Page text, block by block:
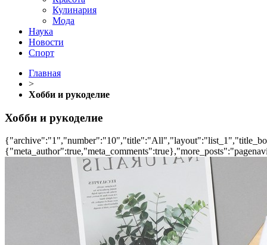
Кулинария
Мода
Наука
Новости
Спорт
Главная
>
Хобби и рукоделие
Хобби и рукоделие